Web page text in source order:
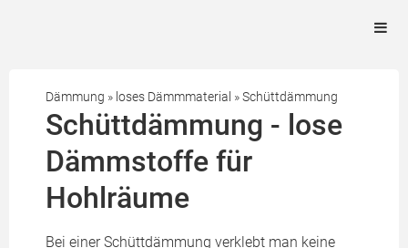
Dämmung » loses Dämmmaterial »Schüttdämmung
Schüttdämmung - lose
Dämmstoffe für
Hohlräume
Bei einer Schüttdämmung verklebt man keine